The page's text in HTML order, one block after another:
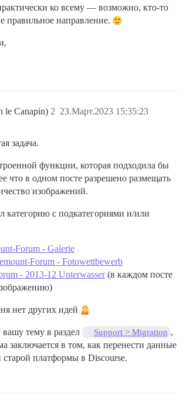
ко всему — возможно, кто-то
правильное направление.
le Canapin) 23.Март.2023 15:35:23
2
задача.
функции, которая подходила бы
что в одном посте разрешено размещать
изображений.
категорию с подкатегориями и/или
Forum - Galerie
Forum - Fotowettbewerb
- 2013-12 Unterwasser(в каждом посте
нет других идей
тему в раздел Support > Migration ,
заключается в том, как перенести данные
платформы в Discourse.